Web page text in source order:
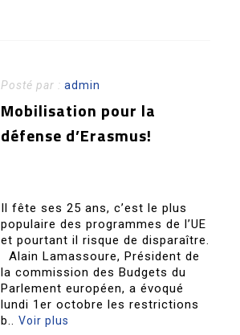
Posté par :admin
Mobilisation pour la
défense d’Erasmus!
Il fête ses 25 ans, c’est le plus
populaire des programmes de l’UE
et pourtant il risque de disparaître.
Alain Lamassoure, Président de
la commission des Budgets du
Parlement européen, a évoqué
lundi 1er octobre les restrictions
b..Voir plus